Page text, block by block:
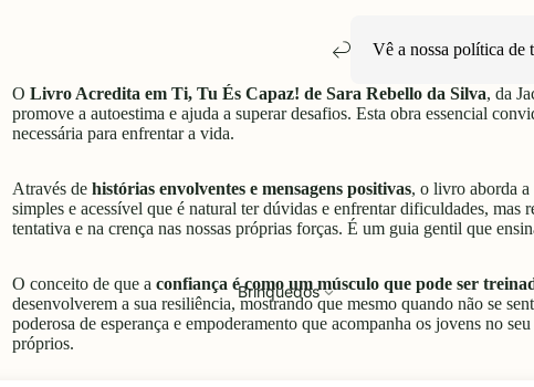
Brinquedos
Vê a nossa política de
O Livro Acredita em Ti, Tu És Capaz! de Sara Rebello da Silva, da
promove a autoestima e ajuda a superar desafios. Esta obra essencial
necessária para enfrentar a vida.
Através de histórias envolventes e mensagens positivas, o livro aborda
simples e acessível que é natural ter dúvidas e enfrentar dificuldades, mas
tentativa e na crença nas nossas próprias forças. É um guia gentil que
O conceito de que a confiança é como um músculo que pode ser
desenvolverem a sua resiliência, mostrando que mesmo quando não se
poderosa de esperança e empoderamento que acompanha os jovens no
próprios.